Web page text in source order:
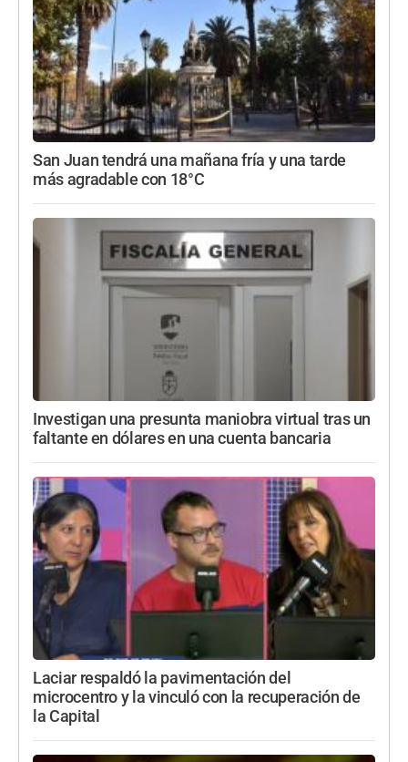
San Juan tendrá una mañana fría y una tarde
más agradable con 18°C
Investigan una presunta maniobra virtual tras un
faltante en dólares en una cuenta bancaria
Laciar respaldó la pavimentación del
microcentro y la vinculó con la recuperación de
la Capital